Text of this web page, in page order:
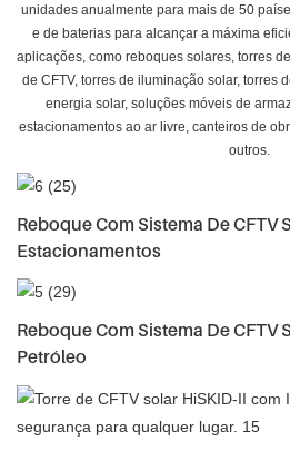
unidades anualmente para mais de 50
e de baterias para alcançar a máxima
aplicações, como reboques solares, torres
de CFTV, torres de iluminação solar, torres
energia solar, soluções móveis de
estacionamentos ao ar livre, canteiros de
outros.
Reboque Com Sistema De CFTV
Estacionamentos
Reboque Com Sistema De CFTV
Petróleo